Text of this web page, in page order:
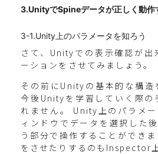
3.UnityでSpineデータが正しく動作
3-1.Unity上のパラメータを知ろう
さて、Unityでの表示確認が出
ーションをさせてみましょう。
その前にUnityの基本的な構造
今後Unityを学習していく際の
れません。 Unity上のパラメ
ィンドウでデータを選択した
う部分で操作することができ
をさせたりするのもInspector上